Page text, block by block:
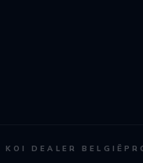
KOI DEALER BELGIË